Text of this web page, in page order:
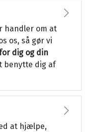
handler om at
os, så gør vi
dig og din
benytte dig af
at hjælpe,